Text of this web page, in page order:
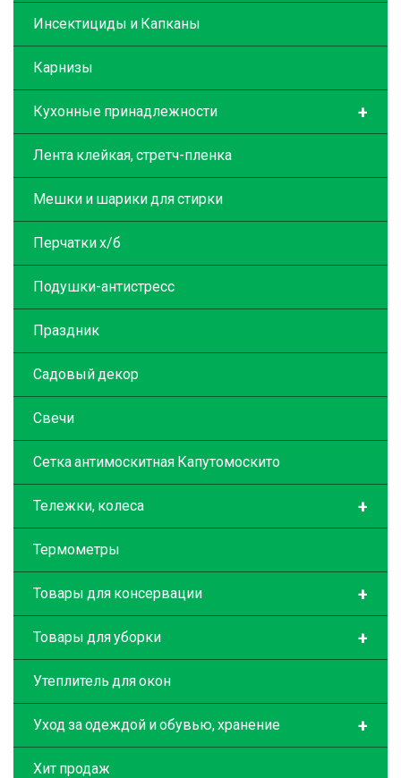
Инсектициды и Капканы
Карнизы
+
Кухонные принадлежности
Лента клейкая, стретч-пленка
Мешки и шарики для стирки
Перчатки х/б
Подушки-антистресс
Праздник
Садовый декор
Свечи
Сетка антимоскитная Капутомоскито
+
Тележки, колеса
Термометры
+
Товары для консервации
+
Товары для уборки
Утеплитель для окон
+
Уход за одеждой и обувью, хранение
Хит продаж